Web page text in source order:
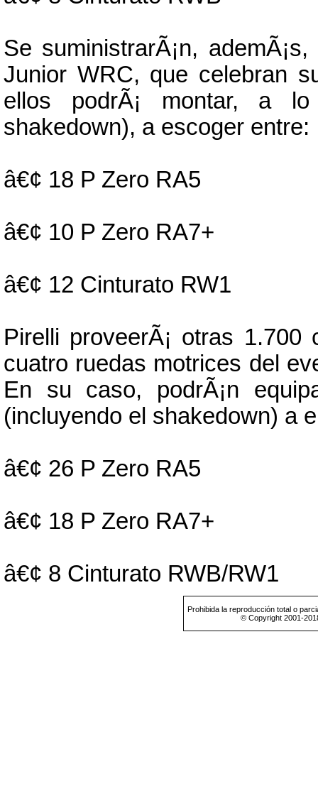
Se suministrarÃ¡n,
Junior WRC, que celebran
ellos podrÃ¡ montar, a
shakedown), a escoger entre:
â€¢ 18 P Zero RA5
â€¢ 10 P Zero RA7+
â€¢ 12 Cinturato RW1
Pirelli proveerÃ¡ otras
cuatro ruedas motrices del
En su caso, podrÃ¡n
(incluyendo el shakedown) a
â€¢ 26 P Zero RA5
â€¢ 18 P Zero RA7+
â€¢ 8 Cinturato RWB/RW1
Prohibida la reproducción total o
© Copyright 2001-